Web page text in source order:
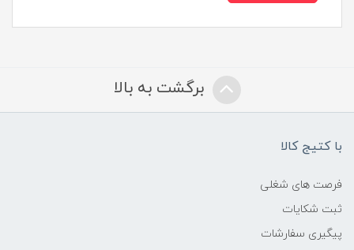
برگشت به بالا
با کتیج کالا
فرصت های شغلی
ثبت شکایات
پیگیری سفارشات